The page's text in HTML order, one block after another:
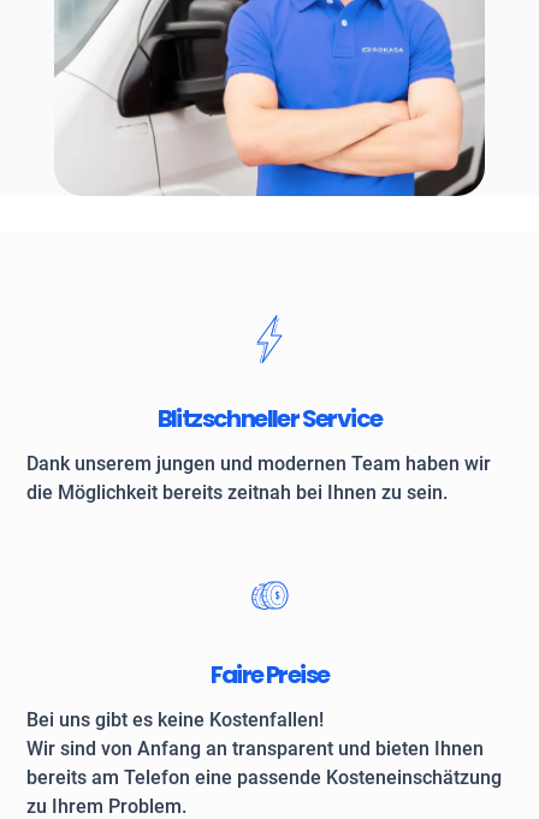
Blitzschneller Service
Dank unserem jungen und modernen Team haben wir
die Möglichkeit bereits zeitnah bei Ihnen zu sein.
Faire Preise
Bei uns gibt es keine Kostenfallen!
Wir sind von Anfang an transparent und bieten Ihnen
bereits am Telefon eine passende Kosteneinschätzung
zu Ihrem Problem.